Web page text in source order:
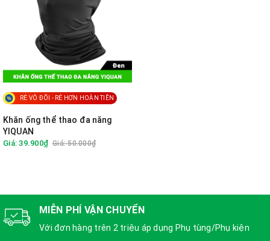
RẺ VÔ ĐỐI - RẺ HƠN HOÀN TIỀN
Khăn ống thể thao đa năng
YIQUAN
Giá: 39.900₫ Giá: 50.000₫
MIỄN PHÍ VẬN CHUYỂN
Với đơn hàng trên 2 triệu áp dụng Phụ tùng/Phụ kiện